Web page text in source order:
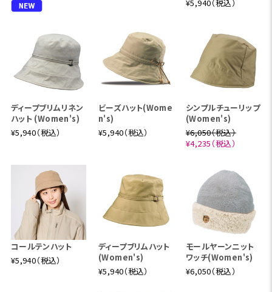
¥5,940（税込）
ディープブリムリネン
ハット (Women's)
¥5,940（税込）
ビーズハット(Wome
n's)
¥5,940（税込）
シンプルチューリップ
(Women's)
¥6,050（税込）
¥4,235（税込）
コールテンハット
¥5,940（税込）
ディープブリムハット
(Women's)
¥5,940（税込）
モールヤーンニット
ワッチ(Women's)
¥6,050（税込）